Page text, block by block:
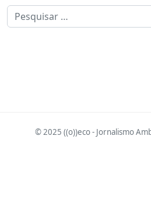
Pesquisar por:
© 2025 ((o))eco - Jornalismo